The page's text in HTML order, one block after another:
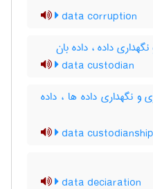
data corruption
داده ، داده ‌بان
data custodian
و نگهداری داده ها ، داده
data custodianship
data deciaration